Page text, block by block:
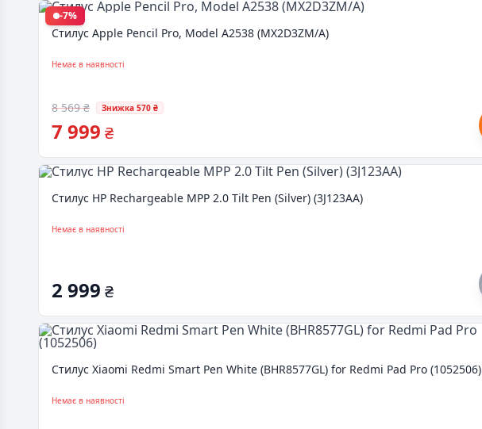
-7%
Стилус Apple Pencil Pro, Model A2538 (MX2D3ZM/A)
Немає в наявності
8 569 ₴ Знижка 570 ₴
7 999 ₴
Стилус HP Rechargeable MPP 2.0 Tilt Pen (Silver) (3J123AA)
Немає в наявності
2 999 ₴
Стилус Xiaomi Redmi Smart Pen White (BHR8577GL) for Redmi Pad Pro (1052506)
Немає в наявності